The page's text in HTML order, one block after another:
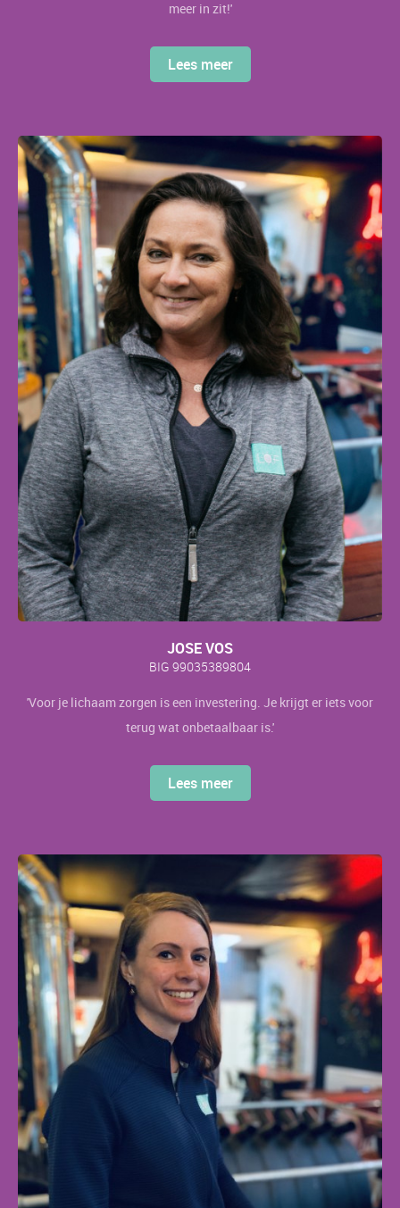
meer in zit!'
Lees meer
JOSE VOS
BIG 99035389804
'Voor je lichaam zorgen is een investering. Je krijgt er iets voor
terug wat onbetaalbaar is.'
Lees meer